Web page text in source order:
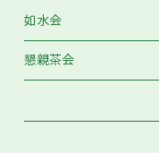
如水会
懇親茶会